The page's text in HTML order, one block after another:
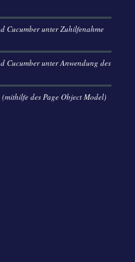
Cucumber unter Zuhilfenahme
Cucumber unter Anwendung des
des Page Object Model)